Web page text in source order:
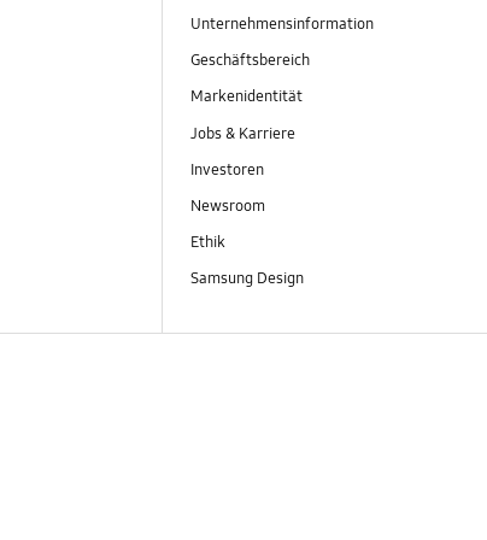
Unternehmensinformation
Geschäftsbereich
Markenidentität
Jobs & Karriere
Investoren
Newsroom
Ethik
Samsung Design